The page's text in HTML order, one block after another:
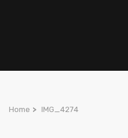
Home > IMG_4274